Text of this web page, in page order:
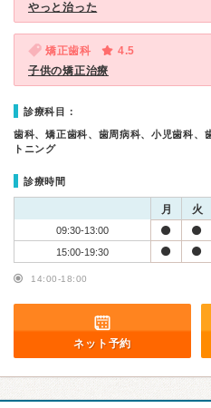
やっと治った
矯正歯科
4.5
子供の矯正治療
診療科目：
歯科、矯正歯科、歯周病科、小児歯科、
トニング
診療時間
月 火
09:30-13:00
15:00-19:30
14:00-18:00
ネット予約